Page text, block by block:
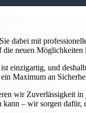
dabei mit
neuen Möglichkeiten
einzigartig, und
Maximum an
wir Zuverlässigkeit
– wir sorgen dafür,